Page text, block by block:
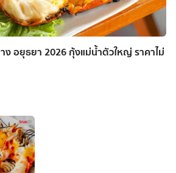
ง อยุธยา 2026 กุ้งแม่น้ำตัวใหญ่ ราคาไม่